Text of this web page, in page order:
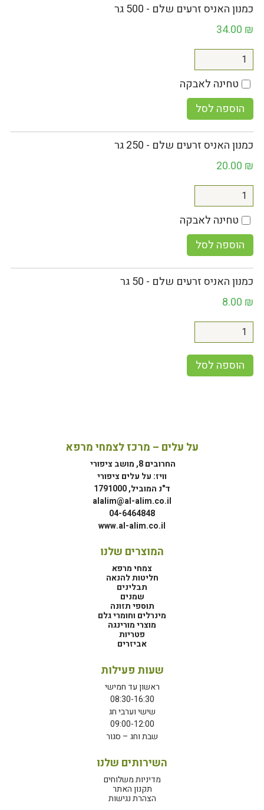
כמנון האניס זרעים שלם - 500 גר
34.00 ₪
טחינה לאבקה
הוספה לסל
כמנון האניס זרעים שלם - 250 גר
20.00 ₪
טחינה לאבקה
הוספה לסל
כמנון האניס זרעים שלם - 50 גר
8.00 ₪
הוספה לסל
על עלים – מרכז לצמחי מרפא
החרובים 8, מושב ציפורי
וויז: על עלים ציפורי
ד"נ המוביל, 1791000
alalim@al-alim.co.il
04-6464848
www.al-alim.co.il
המוצרים שלנו
צמחי מרפא
חליטות להנאה
תבלינים
שמנים
תוספי תזונה
מינרלים וחומרי גלם
מוצרי מורינגה
פטריות
אביזרים
שעות פעילות
ראשון עד חמישי
08:30-16:30
שישי וערבי חג
09:00-12:00
שבת וחג – סגור
השירותים שלנו
מדיניות משלוחים
תקנון האתר
הצהרת נגישות